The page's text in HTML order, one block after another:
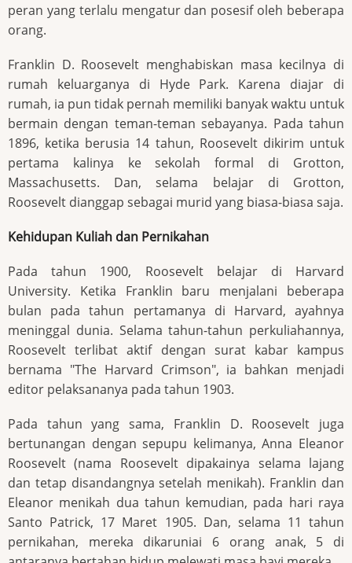
peran yang terlalu mengatur dan posesif oleh beberapa
orang.
Franklin D. Roosevelt menghabiskan masa kecilnya di
rumah keluarganya di Hyde Park. Karena diajar di
rumah, ia pun tidak pernah memiliki banyak waktu untuk
bermain dengan teman-teman sebayanya. Pada tahun
1896, ketika berusia 14 tahun, Roosevelt dikirim untuk
pertama kalinya ke sekolah formal di Grotton,
Massachusetts. Dan, selama belajar di Grotton,
Roosevelt dianggap sebagai murid yang biasa-biasa saja.
Kehidupan Kuliah dan Pernikahan
Pada tahun 1900, Roosevelt belajar di Harvard
University. Ketika Franklin baru menjalani beberapa
bulan pada tahun pertamanya di Harvard, ayahnya
meninggal dunia. Selama tahun-tahun perkuliahannya,
Roosevelt terlibat aktif dengan surat kabar kampus
bernama "The Harvard Crimson", ia bahkan menjadi
editor pelaksananya pada tahun 1903.
Pada tahun yang sama, Franklin D. Roosevelt juga
bertunangan dengan sepupu kelimanya, Anna Eleanor
Roosevelt (nama Roosevelt dipakainya selama lajang
dan tetap disandangnya setelah menikah). Franklin dan
Eleanor menikah dua tahun kemudian, pada hari raya
Santo Patrick, 17 Maret 1905. Dan, selama 11 tahun
pernikahan, mereka dikaruniai 6 orang anak, 5 di